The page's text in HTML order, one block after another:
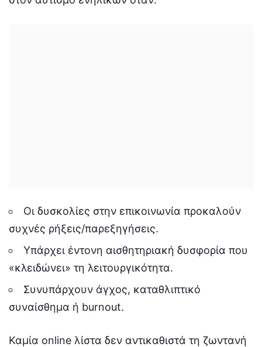
Οι δυσκολίες στην επικοινωνία προκαλούν
συχνές ρήξεις/παρεξηγήσεις.
Υπάρχει έντονη αισθητηριακή δυσφορία που
«κλειδώνει» τη λειτουργικότητα.
Συνυπάρχουν άγχος, καταθλιπτικό
συναίσθημα ή burnout.
Καμία online λίστα δεν αντικαθιστά τη ζωντανή